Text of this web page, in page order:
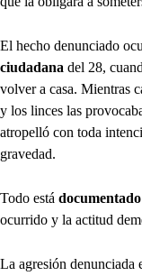
El hecho denunciado
ciudadana del 28,
volver a casa. Mientras
y los linces las
atropelló con toda
gravedad.
Todo está
ocurrido y la actitud
La agresión denunciada